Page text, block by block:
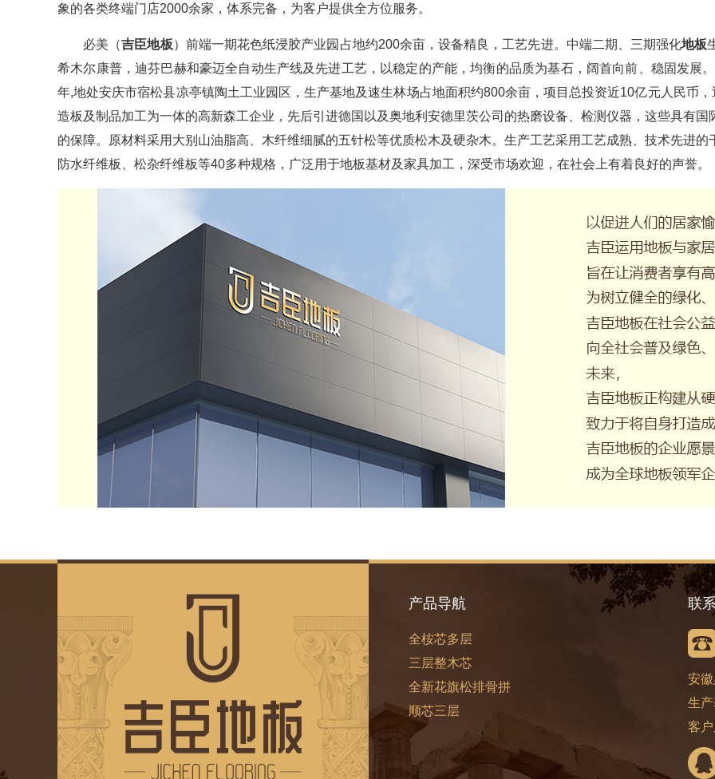
象的各类终端门店2000余家，体系完备，为客户提供全方位服务。
必美（吉臣地板）前端一期花色纸浸胶产业园占地约200余亩，设备精良，工艺先进。中端二期、三期强化地板
希木尔康普，迪芬巴赫和豪迈全自动生产线及先进工艺，以稳定的产能，均衡的品质为基石，阔首向前、稳固发展
年,地处安庆市宿松县凉亭镇陶土工业园区，生产基地及速生林场占地面积约800余亩，项目总投资近10亿元人民币
造板及制品加工为一体的高新森工企业，先后引进德国以及奥地利安德里茨公司的热磨设备、检测仪器，这些具有
的保障。原材料采用大别山油脂高、木纤维细腻的五针松等优质松木及硬杂木。生产工艺采用工艺成熟、技术先进
防水纤维板、松杂纤维板等40多种规格，广泛用于地板基材及家具加工，深受市场欢迎，在社会上有着良好的声誉。
产品导航
全桉芯多层
三层整木芯
全新花旗松排骨拼
顺芯三层
联
安
生
客